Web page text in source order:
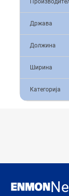
Држава
Должина
Ширина
Категорија